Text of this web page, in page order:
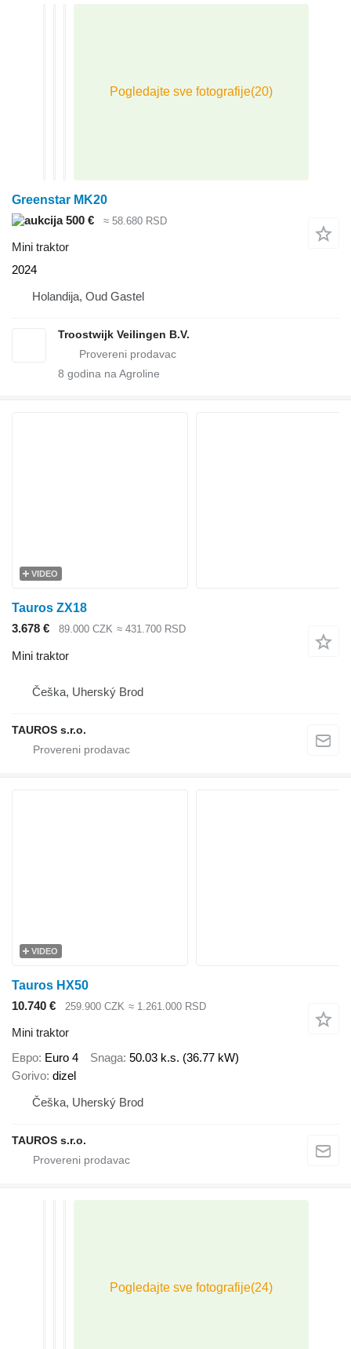
Greenstar MK20
500 €
≈ 58.680 RSD
Mini traktor
2024
Holandija, Oud Gastel
Troostwijk Veilingen B.V.
8 godina na Agroline
VIDEO
Tauros ZX18
3.678 €
89.000 CZK ≈ 431.700 RSD
Mini traktor
Češka, Uherský Brod
TAUROS s.r.o.
VIDEO
Tauros HX50
10.740 €
259.900 CZK ≈ 1.261.000 RSD
Mini traktor
Евро Euro 4 Snaga 50.03 k.s. (36.77 kW)
Gorivo dizel
Češka, Uherský Brod
TAUROS s.r.o.